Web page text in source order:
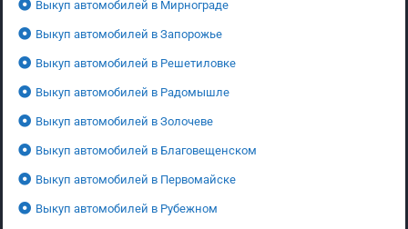
Выкуп автомобилей в Мирнограде
Выкуп автомобилей в Запорожье
Выкуп автомобилей в Решетиловке
Выкуп автомобилей в Радомышле
Выкуп автомобилей в Золочеве
Выкуп автомобилей в Благовещенском
Выкуп автомобилей в Первомайске
Выкуп автомобилей в Рубежном